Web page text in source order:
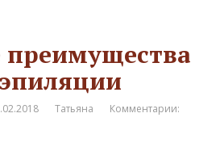
Татьяна
Комментарии: